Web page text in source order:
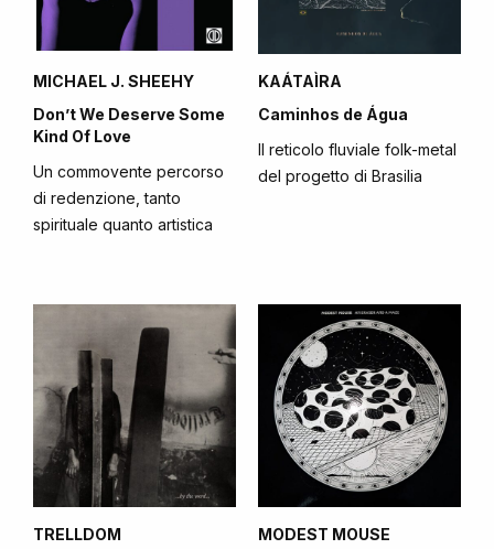
MICHAEL J. SHEEHY
Don’t We Deserve Some
Kind Of Love
Un commovente percorso
di redenzione, tanto
spirituale quanto artistica
KAÁTAÌRA
Caminhos de Água
Il reticolo fluviale folk-metal
del progetto di Brasilia
TRELLDOM
MODEST MOUSE